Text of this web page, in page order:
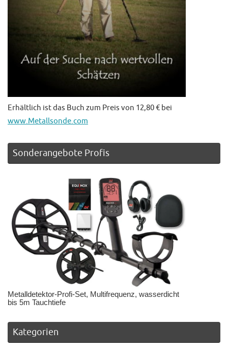
Erhältlich ist das Buch zum Preis von 12,80 € bei
www.Metallsonde.com
Sonderangebote Profis
Metalldetektor-Profi-Set, Multifrequenz, wasserdicht
bis 5m Tauchtiefe
Kategorien